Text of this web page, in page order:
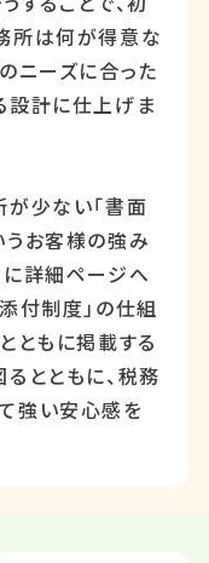
所は何が得意な
ニーズに合った
設計に仕上げま
が少ない「書面
うお客様の強み
に詳細ページへ
付制度」の仕組
ともに掲載する
とともに、税務
強い安心感を